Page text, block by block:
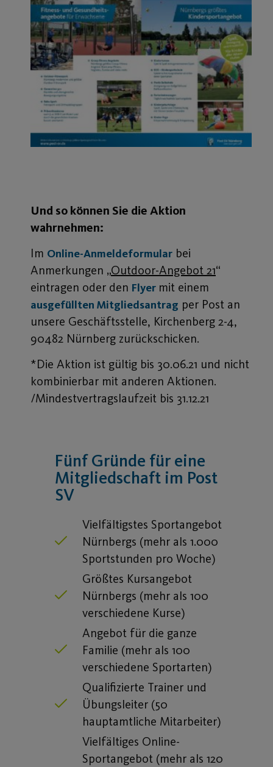
Und so können Sie die Aktion
wahrnehmen:
Im Online-Anmeldeformular bei
Anmerkungen „Outdoor-Angebot 21“
eintragen oder den Flyer mit einem
ausgefüllten Mitgliedsantrag per Post an
unsere Geschäftsstelle, Kirchenberg 2-4,
90482 Nürnberg zurückschicken.
*Die Aktion ist gültig bis 30.06.21 und nicht
kombinierbar mit anderen Aktionen.
/Mindestvertragslaufzeit bis 31.12.21
Fünf Gründe für eine
Mitgliedschaft im Post
SV
Vielfältigstes Sportangebot
Nürnbergs (mehr als 1.000
Sportstunden pro Woche)
Größtes Kursangebot
Nürnbergs (mehr als 100
verschiedene Kurse)
Angebot für die ganze
Familie (mehr als 100
verschiedene Sportarten)
Qualifizierte Trainer und
Übungsleiter (50
hauptamtliche Mitarbeiter)
Vielfältiges Online-
Sportangebot (mehr als 120